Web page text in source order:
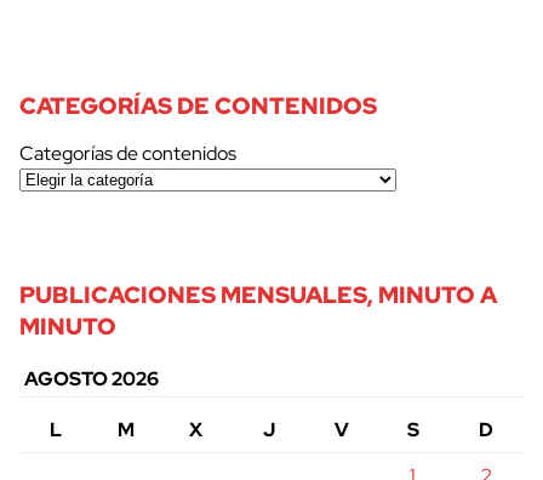
CATEGORÍAS DE CONTENIDOS
Categorías de contenidos
PUBLICACIONES MENSUALES, MINUTO A
MINUTO
AGOSTO 2026
L
M X J V S
D